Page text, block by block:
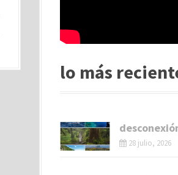
lo más
28 julio, 2026